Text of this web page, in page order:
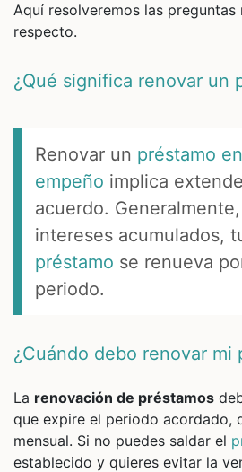
Aquí resolveremos las preguntas
respecto.
¿Qué significa renovar un
Renovar un préstamo
empeño implica
acuerdo.
intereses acumulados,
préstamo se renueva
periodo.
¿Cuándo debo renovar
La renovación de préstamos
que expire el periodo acordado,
mensual. Si no puedes saldar el
establecido y quieres evitar la